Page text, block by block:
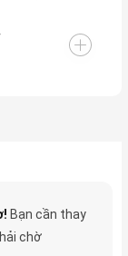
Bạn cần thay
chờ